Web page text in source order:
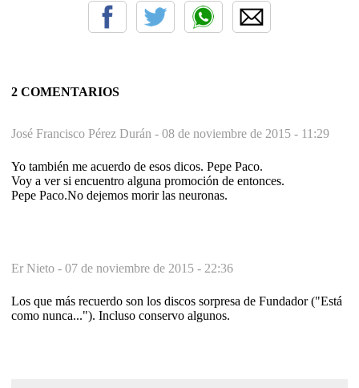
2 COMENTARIOS
José Francisco Pérez Durán - 08 de noviembre de 2015 - 11:29
Yo también me acuerdo de esos dicos. Pepe Paco.
Voy a ver si encuentro alguna promoción de entonces.
Pepe Paco.No dejemos morir las neuronas.
Er Nieto - 07 de noviembre de 2015 - 22:36
Los que más recuerdo son los discos sorpresa de Fundador ("Está
como nunca..."). Incluso conservo algunos.